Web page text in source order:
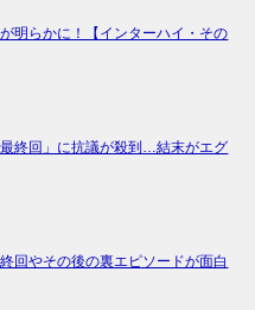
明らかに！【インターハイ・その
最終回」に抗議が殺到…結末がエグ
回やその後の裏エピソードが面白